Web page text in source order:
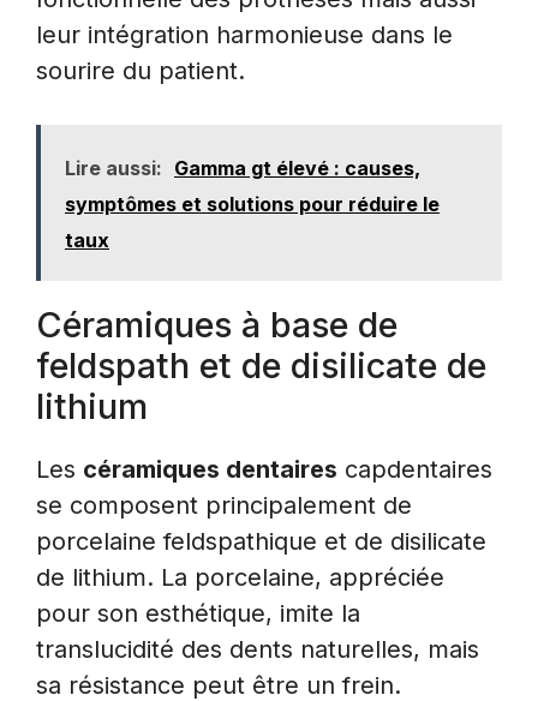
leur intégration harmonieuse dans le
sourire du patient.
Lire aussi: Gamma gt élevé : causes,
symptômes et solutions pour réduire le
taux
Céramiques à base de
feldspath et de disilicate de
lithium
Les céramiques dentaires capdentaires
se composent principalement de
porcelaine feldspathique et de disilicate
de lithium. La porcelaine, appréciée
pour son esthétique, imite la
translucidité des dents naturelles, mais
sa résistance peut être un frein.